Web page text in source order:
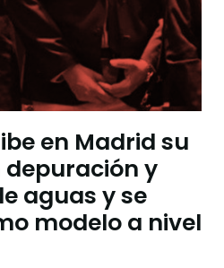
en Madrid su
depuración y
aguas y se
modelo a nivel